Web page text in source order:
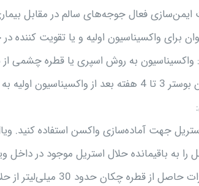
فعال جوجه‌های سالم در مقابل
برای واکسیناسیون اولیه و یا تقویت
به روش اسپری یا قطره چشمی
یا آب آشامیدنی توصیه می‌شود.
به باقیمانده حلال استریل موجود در داخل